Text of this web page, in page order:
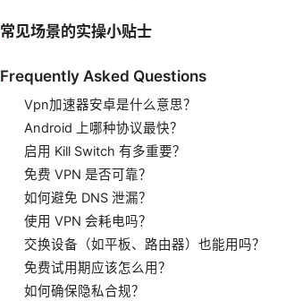
常见场景的实操小贴士
Frequently Asked Questions
Vpn加速器安卓是什么意思？
Android 上哪种协议最快？
启用 Kill Switch 有多重要？
免费 VPN 是否可靠？
如何避免 DNS 泄漏？
使用 VPN 会耗电吗？
交换设备（如平板、路由器）也能用吗？
免费试用期应该怎么用？
如何确保隐私合规？